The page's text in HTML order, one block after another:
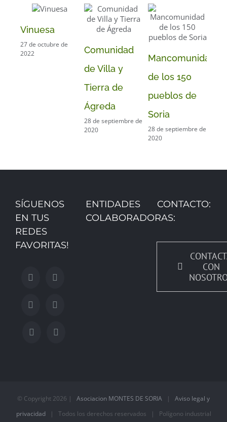
Vinuesa
27 de octubre de
2022
Comunidad
de Villa y
Tierra de
Ágreda
28 de septiembre de
2020
Mancomunidad
de los 150
pueblos de
Soria
28 de septiembre de
2020
SÍGUENOS
EN TUS
REDES
FAVORITAS!
ENTIDADES
COLABORADORAS:
CONTACTO:
CON
© Copyright 2026 | Asociacion MONTES DE SORIA | Aviso legal y
privacidad| Todos los derechos reservados | Polígono industrial